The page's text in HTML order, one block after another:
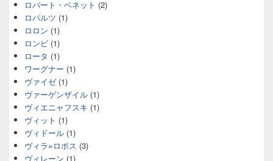
ロバート・ベネット (2)
ロパルツ (1)
ロロン (1)
ロンビ (1)
ロータ (1)
ワーグナー (1)
ヴァイゼ(1)
ヴァーゲンザイル (1)
ヴィエニャフスキ (1)
ヴィット (1)
ヴィドール (1)
ヴィラ=ロボス (3)
ヴィレーン (1)